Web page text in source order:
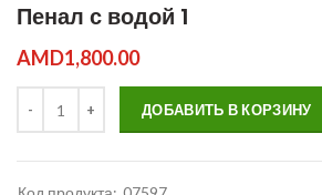
Пенал с водой 1
AMD1,800.00
ДОБАВИТЬ В КОРЗИНУ